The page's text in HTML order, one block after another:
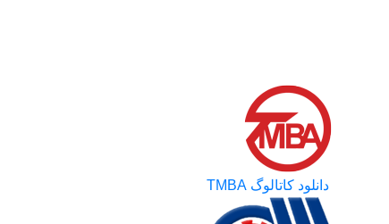
دانلود کاتالوگ TMBA